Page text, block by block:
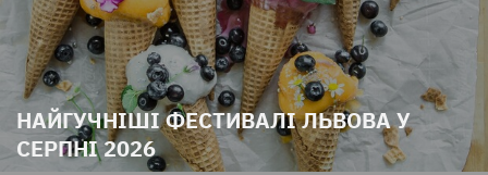
НАЙГУЧНІШІ ФЕСТИВАЛІ ЛЬВОВА У
СЕРПНІ 2026